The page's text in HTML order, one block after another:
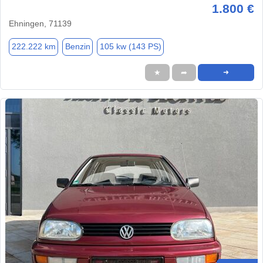
1.800 €
Ehningen, 71139
222.222 km Benzin 105 kw (143 PS)
★ ➦ ➜